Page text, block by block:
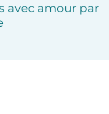
avec amour par